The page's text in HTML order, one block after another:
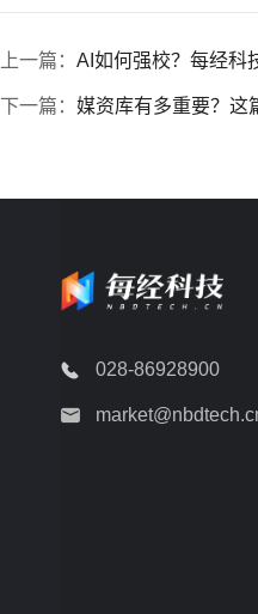
上一篇： AI如何强校？每经科
下一篇： 媒资库有多重要？这
028-86928900